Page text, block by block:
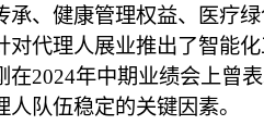
承、健康管理权益、医疗
对代理人展业推出了智能
2024年中期业绩会上曾
队伍稳定的关键因素。